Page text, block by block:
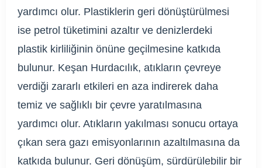
yardımcı olur. Plastiklerin geri dönüştürülmesi
ise petrol tüketimini azaltır ve denizlerdeki
plastik kirliliğinin önüne geçilmesine katkıda
bulunur. Keşan Hurdacılık, atıkların çevreye
verdiği zararlı etkileri en aza indirerek daha
temiz ve sağlıklı bir çevre yaratılmasına
yardımcı olur. Atıkların yakılması sonucu ortaya
çıkan sera gazı emisyonlarının azaltılmasına da
katkıda bulunur. Geri dönüşüm, sürdürülebilir bir